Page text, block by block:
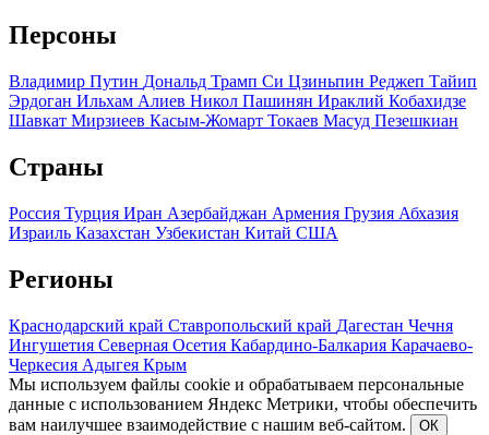
Персоны
Владимир Путин Дональд Трамп Си Цзиньпин Реджеп Тайип
Эрдоган Ильхам Алиев Никол Пашинян Ираклий Кобахидзе
Шавкат Мирзиеев Касым-Жомарт Токаев Масуд Пезешкиан
Страны
Россия Турция Иран Азербайджан Армения Грузия Абхазия
Израиль Казахстан Узбекистан Китай США
Регионы
Краснодарский край Ставропольский край Дагестан Чечня
Ингушетия Северная Осетия Кабардино-Балкария Карачаево-
Черкесия Адыгея Крым
Мы используем файлы cookie и обрабатываем персональные
данные с использованием Яндекс Метрики, чтобы обеспечить
вам наилучшее взаимодействие с нашим веб-сайтом.
ОК